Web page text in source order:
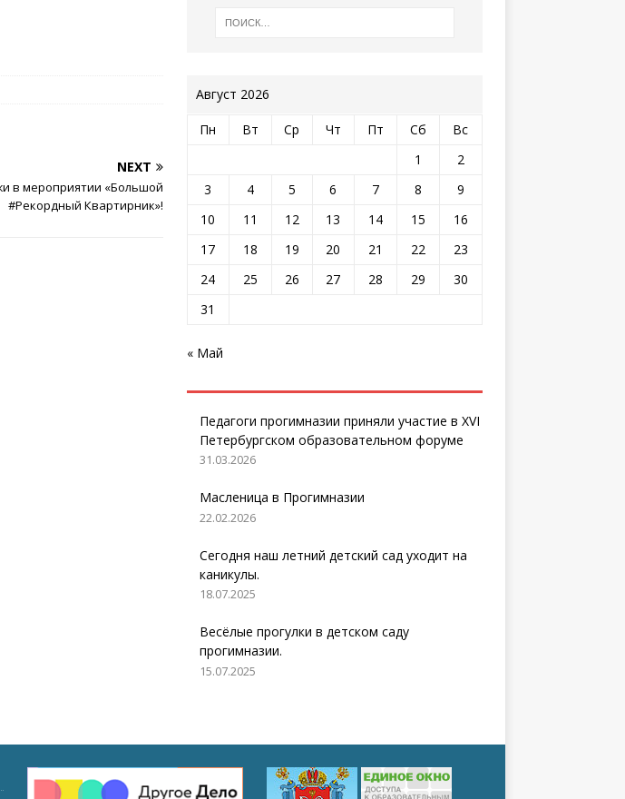
NEXT
в мероприятии «Большой
#Рекордный Квартирник»!
Август 2026
Пн Вт Ср Чт Пт Сб
Вс
1
2
3
4 5 6 7 8
9
10
11 12 13 14 15
16
17
18 19 20 21 22
23
24
25 26 27 28 29
30
31
« Май
Педагоги прогимназии приняли участие в XVI
Петербургском образовательном форуме
31.03.2026
Масленица в Прогимназии
22.02.2026
Сегодня наш летний детский сад уходит на
каникулы.
18.07.2025
Весёлые прогулки в детском саду
прогимназии.
15.07.2025